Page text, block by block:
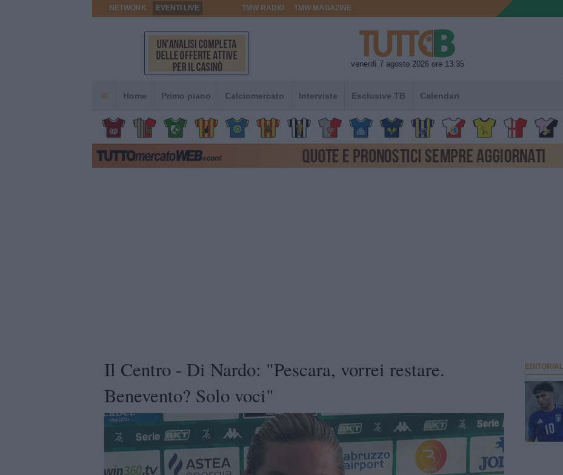
NETWORK EVENTI LIVE TMW RADIO TMW MAGAZINE
venerdì 7 agosto 2026 ore 13:35
Home Primo piano Calciomercato Interviste Esclusive TB Calendari
Il Centro - Di Nardo: "Pescara, vorrei restare.
Benevento? Solo voci"